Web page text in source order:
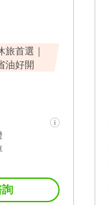
旅首選｜
油好開
詢